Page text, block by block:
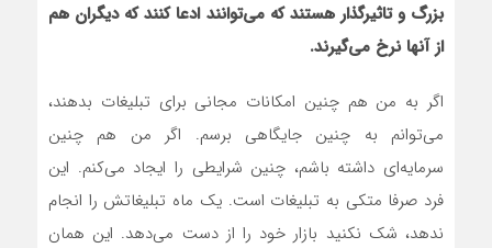
بزرگ و تاثیرگذار هستند که می‌توانند ادعا کنند که دیگران هم
از آنها نرخ ‌می‌گیرند.
اگر به من هم چنین امکانات مجانی برای تبلیغات بدهند،
می‌توانم به چنین جایگاهی برسم. اگر من هم چنین
سرمایه‌ای داشته باشم، چنین شرایطی را ایجاد می‌کنم. این
فرد صرفا متکی به تبلیغات است. یک ماه تبلیغاتش را انجام
ندهد، شک نکنید بازار خود را از دست می‌دهد. این همان